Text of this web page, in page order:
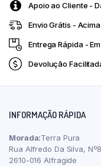
Apoio ao Cliente -
Envio Grátis -
Entrega Rápida -
Devolução
INFORMAÇÃO RÁPIDA
Morada:Terra Pura
Rua Alfredo Da Silva,
2610-016 Alfragide